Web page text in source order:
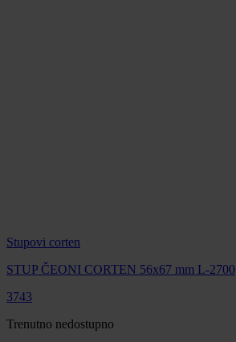
Stupovi corten
STUP ČEONI CORTEN 56x67 mm L-2700
3743
Trenutno nedostupno